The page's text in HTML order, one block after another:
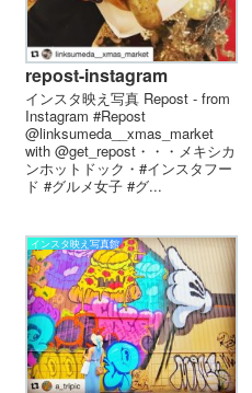
repost-instagram
インスタ映え写真 Repost - from
Instagram #Repost
@linksumeda__xmas_market
with @get_repost・・・メキシカ
ンホットドック・#インスタフー
ド #グルメ女子 #グ...
インスタ映え写真館